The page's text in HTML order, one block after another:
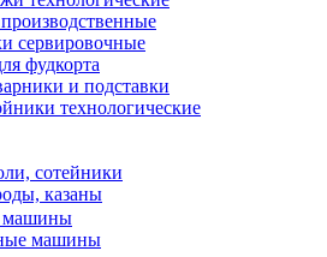
сервировочные
фудкорта
и подставки
технологические
сотейники
казаны
машины
машины